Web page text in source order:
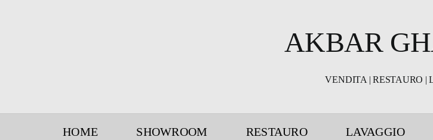
AKBAR
VENDITA | RESTAURO |
HOME SHOWROOM RESTAURO LAVAGGIO